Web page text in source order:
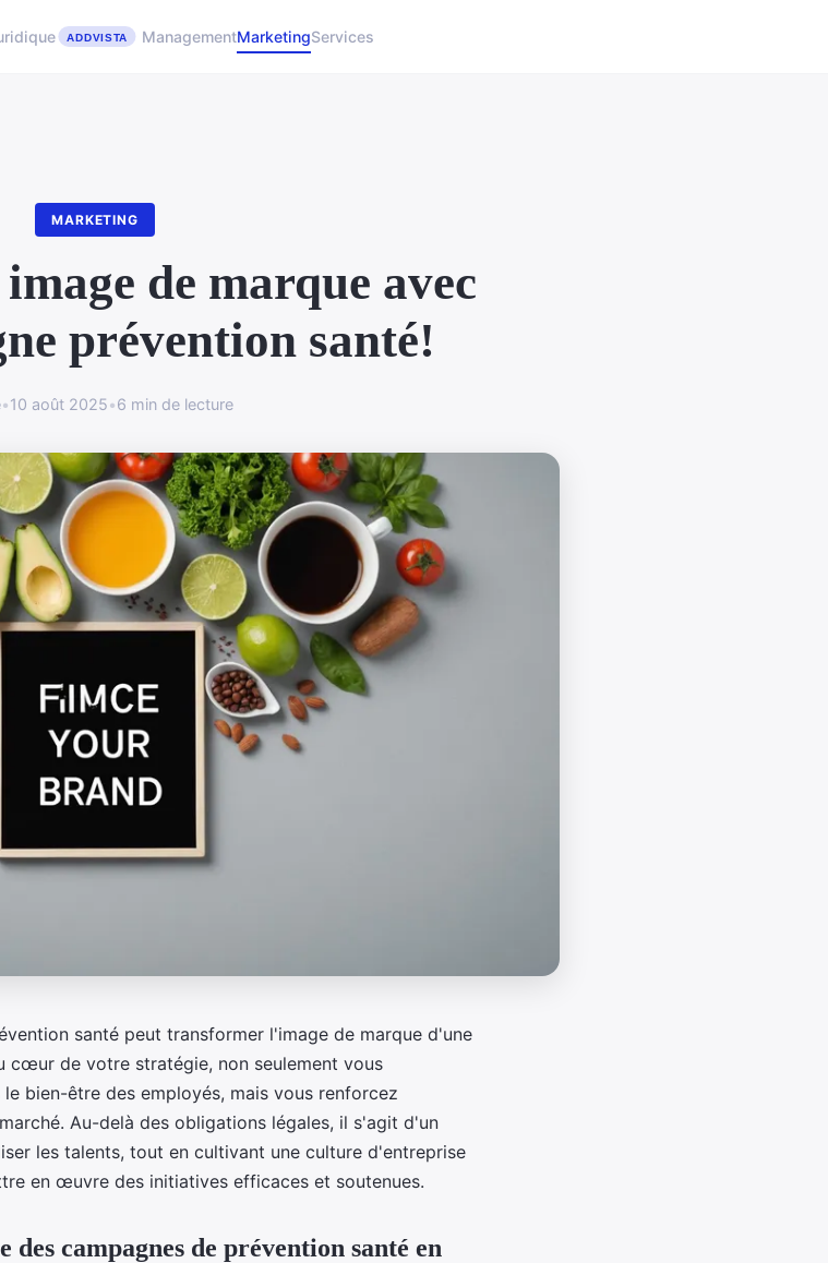
ManagementMarketingServices
MARKETING
de marque avec
prévention santé!
•10 août 2025•6 min de lecture
santé peut transformer l'image de marque d'une
cœur de votre stratégie, non seulement vous
bien-être des employés, mais vous renforcez
Au-delà des obligations légales, il s'agit d'un
les talents, tout en cultivant une culture d'entreprise
en œuvre des initiatives efficaces et soutenues.
campagnes de prévention santé en